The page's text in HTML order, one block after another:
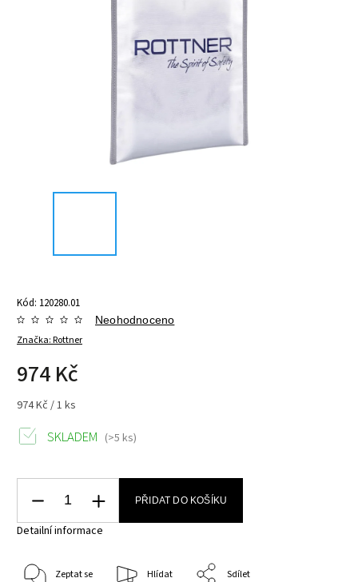
Kód: 120280.01
Značka:Rottner
Neohodnoceno
974 Kč
974 Kč / 1 ks
SKLADEM (>5 ks)
PŘIDAT DO KOŠÍKU
Detailní informace
Zeptat se Hlídat Sdílet